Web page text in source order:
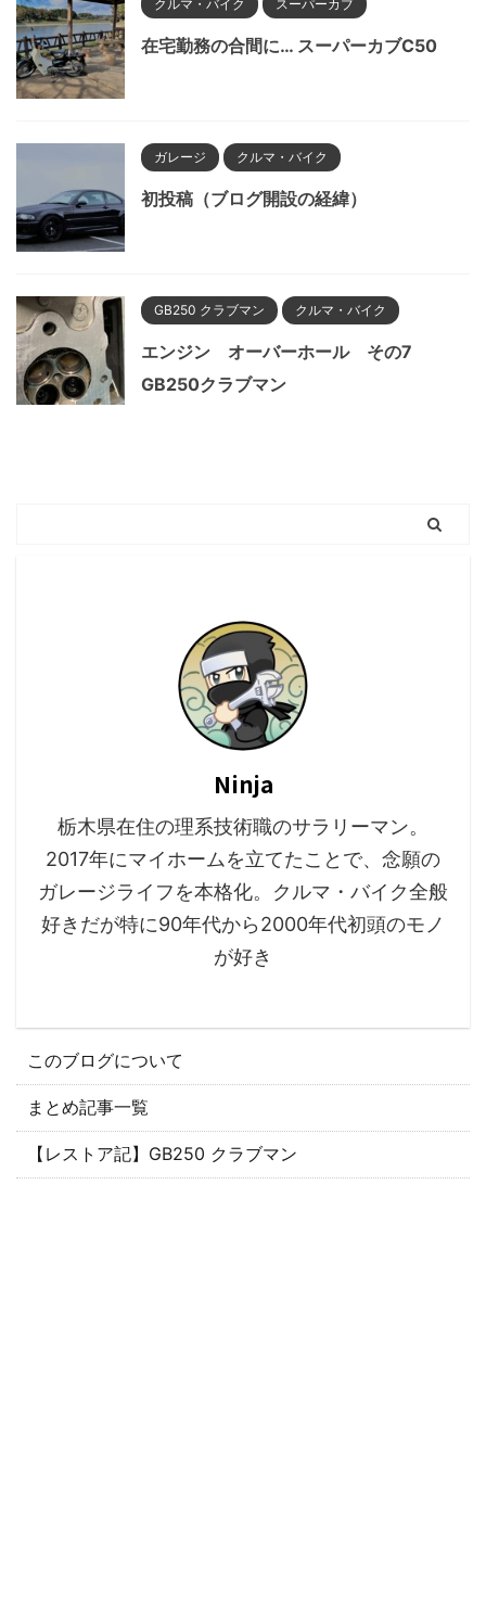
クルマ・バイク スーパーカブ
在宅勤務の合間に… スーパーカブC50
ガレージ クルマ・バイク
初投稿（ブログ開設の経緯）
GB250 クラブマン クルマ・バイク
エンジン オーバーホール その7
GB250クラブマン
Ninja
栃木県在住の理系技術職のサラリーマン。
2017年にマイホームを立てたことで、念願の
ガレージライフを本格化。クルマ・バイク全般
好きだが特に90年代から2000年代初頭のモノ
が好き
このブログについて
まとめ記事一覧
【レストア記】GB250 クラブマン